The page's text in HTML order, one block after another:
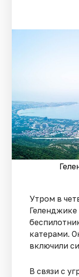
Утром в
Геленджике
катерами.
включили
В связи с